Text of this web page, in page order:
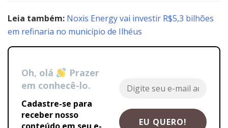
Leia também: Noxis Energy vai investir R$5,3 bilhões
em refinaria no município de Ilhéus
Oh, olá
Prazer
em conhecê-lo.
Cadastre-se para
receber nosso